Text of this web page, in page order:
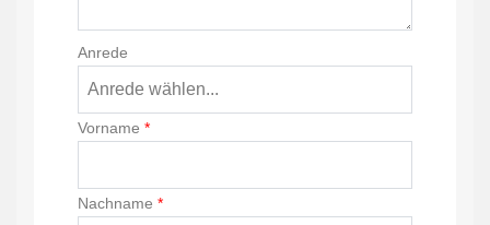
Anrede
Vorname *
Nachname *